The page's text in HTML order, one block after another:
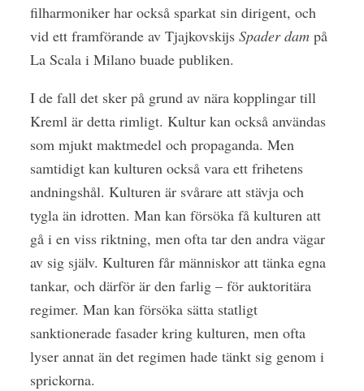
filharmoniker har också sparkat sin dirigent, och
vid ett framförande av Tjajkovskijs Spader dampå
La Scala i Milano buade publiken.
I de fall det sker på grund av nära kopplingar till
Kreml är detta rimligt. Kultur kan också användas
som mjukt maktmedel och propaganda. Men
samtidigt kan kulturen också vara ett frihetens
andningshål. Kulturen är svårare att stävja och
tygla än idrotten. Man kan försöka få kulturen att
gå i en viss riktning, men ofta tar den andra vägar
av sig själv. Kulturen får människor att tänka egna
tankar, och därför är den farlig – för auktoritära
regimer. Man kan försöka sätta statligt
sanktionerade fasader kring kulturen, men ofta
lyser annat än det regimen hade tänkt sig genom i
sprickorna.